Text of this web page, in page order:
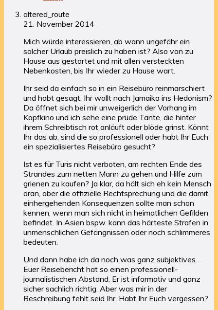
altered_route
21. November 2014
Mich würde interessieren, ab wann ungefähr ein
solcher Urlaub preislich zu haben ist? Also von zu
Hause aus gestartet und mit allen versteckten
Nebenkosten, bis Ihr wieder zu Hause wart.
Ihr seid da einfach so in ein Reisebüro reinmarschiert
und habt gesagt, Ihr wollt nach Jamaika ins Hedonism?
Da öffnet sich bei mir unweigerlich der Vorhang im
Kopfkino und ich sehe eine prüde Tante, die hinter
ihrem Schreibtisch rot anläuft oder blöde grinst. Könnt
Ihr das ab, sind die so professionell oder habt Ihr Euch
ein spezialisiertes Reisebüro gesucht?
Ist es für Turis nicht verboten, am rechten Ende des
Strandes zum netten Mann zu gehen und Hilfe zum
grienen zu kaufen? Ja klar, da hält sich eh kein Mensch
dran, aber die offizielle Rechtsprechung und die damit
einhergehenden Konsequenzen sollte man schon
kennen, wenn man sich nicht in heimatlichen Gefilden
befindet. In Asien bspw. kann das härteste Strafen in
unmenschlichen Gefängnissen oder noch schlimmeres
bedeuten.
Und dann habe ich da noch was ganz subjektives…
Euer Reisebericht hat so einen professionell-
journalistischen Abstand. Er ist informativ und ganz
sicher sachlich richtig. Aber was mir in der
Beschreibung fehlt seid Ihr. Habt Ihr Euch vergessen?